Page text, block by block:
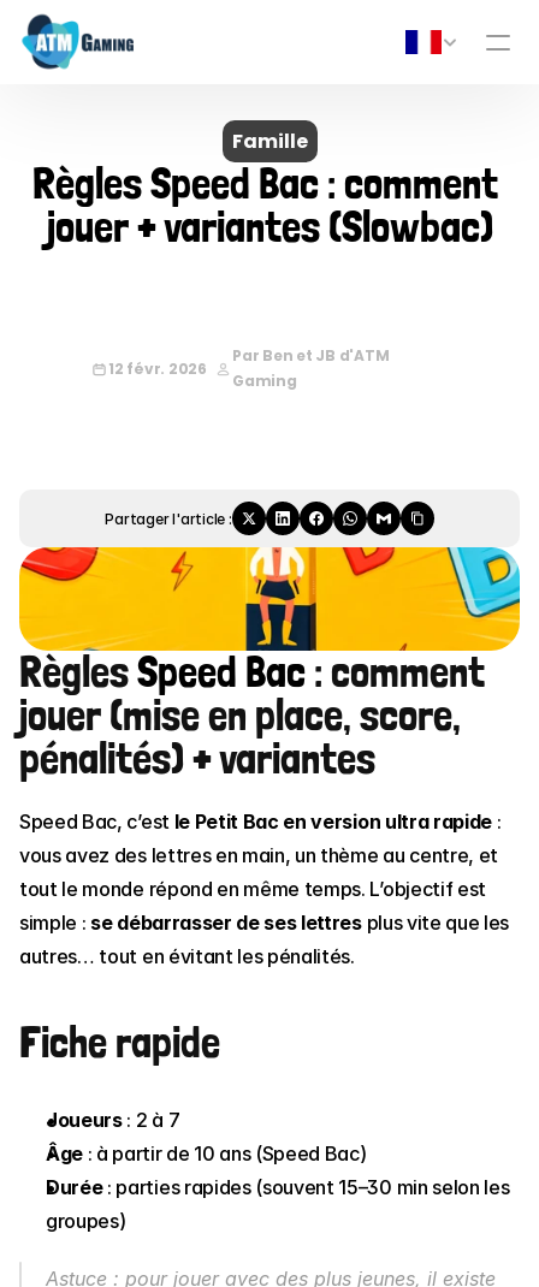
Famille
Règles Speed Bac : comment
jouer + variantes (Slowbac)
12 févr. 2026
Par Ben et JB d'ATM
Gaming
Partager l'article :
Règles Speed Bac : comment
jouer (mise en place, score,
pénalités) + variantes
Speed Bac, c’est le Petit Bac en version ultra rapide :
vous avez des lettres en main, un thème au centre, et
tout le monde répond en même temps. L’objectif est
simple : se débarrasser de ses lettres plus vite que les
autres… tout en évitant les pénalités.
Fiche rapide
Joueurs : 2 à 7
Âge : à partir de 10 ans (Speed Bac)
Durée : parties rapides (souvent 15–30 min selon les
groupes)